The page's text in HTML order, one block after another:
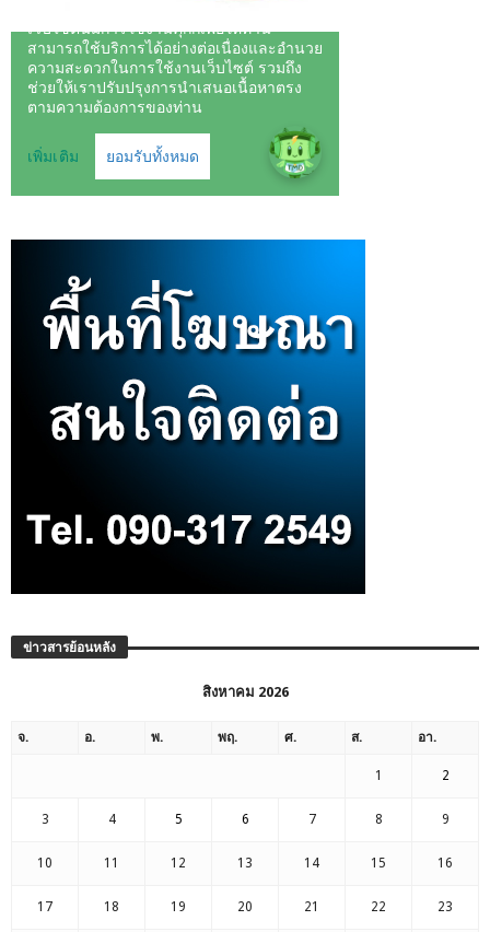
ข่าวสารย้อนหลัง
สิงหาคม 2026
จ. อ. พ. พฤ. ศ. ส. อา.
1 2
3 4 5 6 7 8 9
10 11 12 13 14 15 16
17 18 19 20 21 22 23